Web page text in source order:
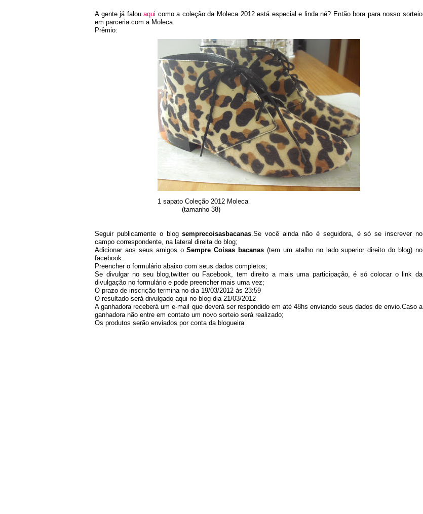
A gente já falouaqui como a coleção da Moleca 2012 está especial e linda né? Então bora para nosso sorteio
em parceria com a Moleca.
Prêmio:
1 sapato Coleção 2012 Moleca
(tamanho 38)
Seguir publicamente o blogsemprecoisasbacanas .Se você ainda não é seguidora, é só se inscrever no
campo correspondente, na lateral direita do blog;
Adicionar aos seus amigos oSempre Coisas bacanas (tem um atalho no lado superior direito do blog)no
facebook.
Preencher o formulário abaixo com seus dados completos;
Se divulgar no seu blog,twitter ou Facebook, tem direito a mais uma participação, é só colocar o link da
divulgação no formulário e pode preencher mais uma vez;
O prazo de inscrição termina no dia 19/03/2012 às 23:59
O resultado será divulgado aqui no blog dia 21/03/2012
A ganhadora receberá um e-mail que deverá ser respondido em até 48hs enviando seus dados de envio.Caso a
ganhadora não entre em contato um novo sorteio será realizado;
Os produtos serão enviados por conta da blogueira